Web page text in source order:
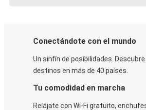
Conectándote con el mundo
Un sinfín de posibilidades.
destinos en más de 40 países.
Tu comodidad en marcha
Relájate con Wi-Fi gratuito,